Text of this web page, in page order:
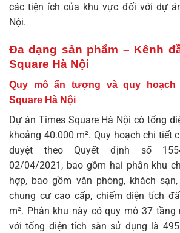
các tiện ích của khu vực đối với dự
Nội.
Đa dạng sản phẩm – Kênh
Square Hà Nội
Quy mô ấn tượng và quy hoạch
Square Hà Nội
Dự án Times Square Hà Nội có tổng
khoảng 40.000 m². Quy hoạch chi tiết
duyệt theo Quyết định số
02/04/2021, bao gồm hai phân khu
hợp, bao gồm văn phòng, khách
chung cư cao cấp, chiếm diện tích
m². Phân khu này có quy mô 37
với tổng diện tích sàn sử dụng là